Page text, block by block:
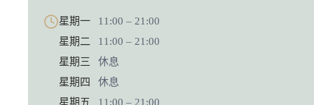
星期一
11:00 – 21:00
星期二
11:00 – 21:00
星期三
休息
星期四
休息
星期五
11:00 – 21:00